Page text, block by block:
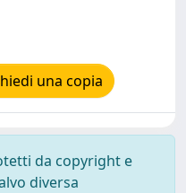
una copia
da copyright e
diversa